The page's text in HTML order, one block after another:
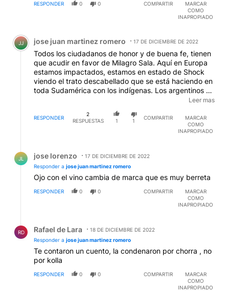
RESPONDER 0 0 COMPARTIR
MARCAR
COMO
INAPROPIADO
Comentario de jose juan martinez romero.
JJ jose juan martinez romero 17 DE DICIEMBRE DE 2022
Todos los ciudadanos de honor y de buena fe, tienen
que acudir en favor de Milagro Sala. Aquí en Europa
estamos impactados, estamos en estado de Shock
viendo el trato descabellado que se está haciendo en
toda Sudamérica con los indígenas. Los argentinos de
bien, los argentinos honrados , deben de acudir en
masa a La Plaza de Mayo, en solidaridad con Milagro
Sala. En Europa estamos esperando acontecimientos
Leer mas
RESPONDER
2
RESPUESTAS
1 1
COMPARTIR
MARCAR
COMO
INAPROPIADO
JL jose lorenzo
17 DE DICIEMBRE DE 2022
Responder a jose juan martinez romero
Ojo con el vino cambia de marca que es muy berreta
RESPONDER 0 0 COMPARTIR
MARCAR
COMO
INAPROPIADO
RD Rafael de Lara
18 DE DICIEMBRE DE 2022
Responder a jose juan martinez romero
Te contaron un cuento, la condenaron por chorra , no
por kolla
RESPONDER 0 0 COMPARTIR
MARCAR
COMO
INAPROPIADO